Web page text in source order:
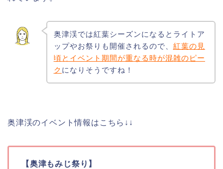
奥津渓では紅葉シーズンになるとライトア
ップやお祭りも開催されるので、 紅葉の見
頃とイベント期間が重なる時が混雑のピー
ク になりそうですね！
奥津渓のイベント情報はこちら↓↓
【奥津もみじ祭り】